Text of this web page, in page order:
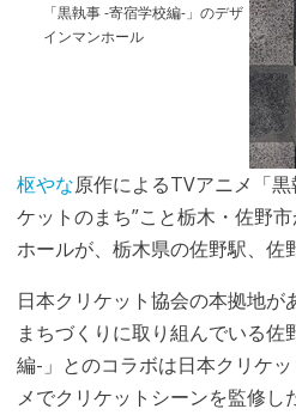
「黒執事 -寄宿学校編-」のデザ
インマンホール
枢やな原作によるTVアニメ「
ケットのまち”こと栃木・佐野
ホールが、栃木県の佐野駅、佐
日本クリケット協会の本拠地が
まちづくりに取り組んでいる佐
編-」とのコラボは日本クリケ
メでクリケットシーンを監修し